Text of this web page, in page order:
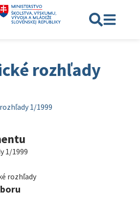
rozhľady
1/1999
1/1999
rozhľady